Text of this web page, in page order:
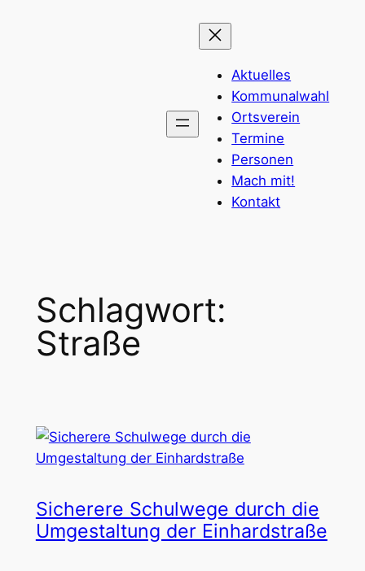
Aktuelles
Kommunalwahl
Ortsverein
Termine
Personen
Mach mit!
Kontakt
Schlagwort:
Straße
Sicherere Schulwege durch die
Umgestaltung der Einhardstraße